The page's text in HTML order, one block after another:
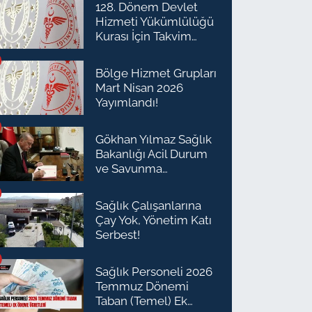
128. Dönem Devlet
Hizmeti Yükümlülüğü
Kurası İçin Takvim
Bölge Hizmet Grupları
Mart Nisan 2026
Yayımlandı!
Gökhan Yılmaz Sağlık
Bakanlığı Acil Durum
ve Savunma
Başkanı Olarak Atandı
Sağlık Çalışanlarına
Çay Yok, Yönetim Katı
Serbest!
Sağlık Personeli 2026
Temmuz Dönemi
Taban (Temel) Ek